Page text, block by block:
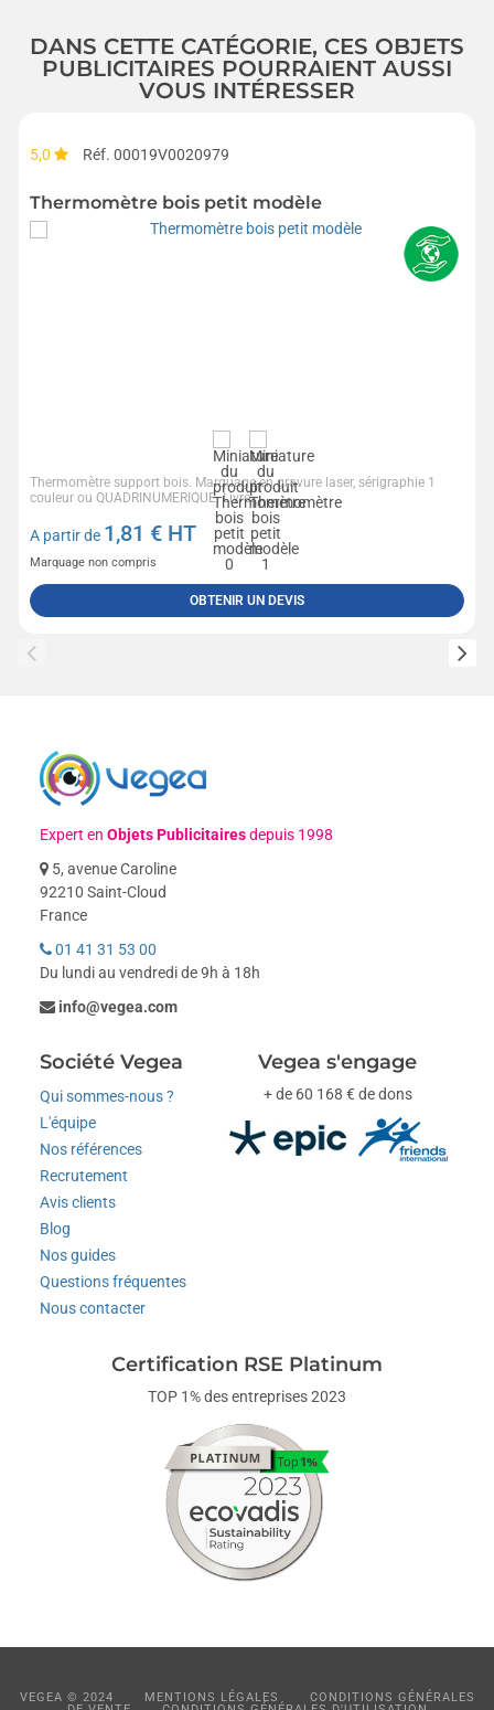
DANS CETTE CATÉGORIE, CES OBJETS
PUBLICITAIRES POURRAIENT AUSSI
VOUS INTÉRESSER
5,0 Réf. 00019V0020979
Thermomètre bois petit modèle
Thermomètre support bois. Marquage en gravure laser, sérigraphie 1
couleur ou QUADRINUMERIQUE. Livré...
A partir de 1,81 € HT
Marquage non compris
OBTENIR UN DEVIS
Expert enObjets Publicitairesdepuis 1998
5, avenue Caroline
92210 Saint-Cloud
France
01 41 31 53 00
Du lundi au vendredi de 9h à 18h
info@vegea.com
Société Vegea
Qui sommes-nous ?
L'équipe
Nos références
Recrutement
Avis clients
Blog
Nos guides
Questions fréquentes
Nous contacter
Vegea s'engage
+ de 60 168 € de dons
Certification RSE Platinum
TOP 1% des entreprises 2023
VEGEA © 2024 MENTIONS LÉGALES
CONDITIONS GÉNÉRALES